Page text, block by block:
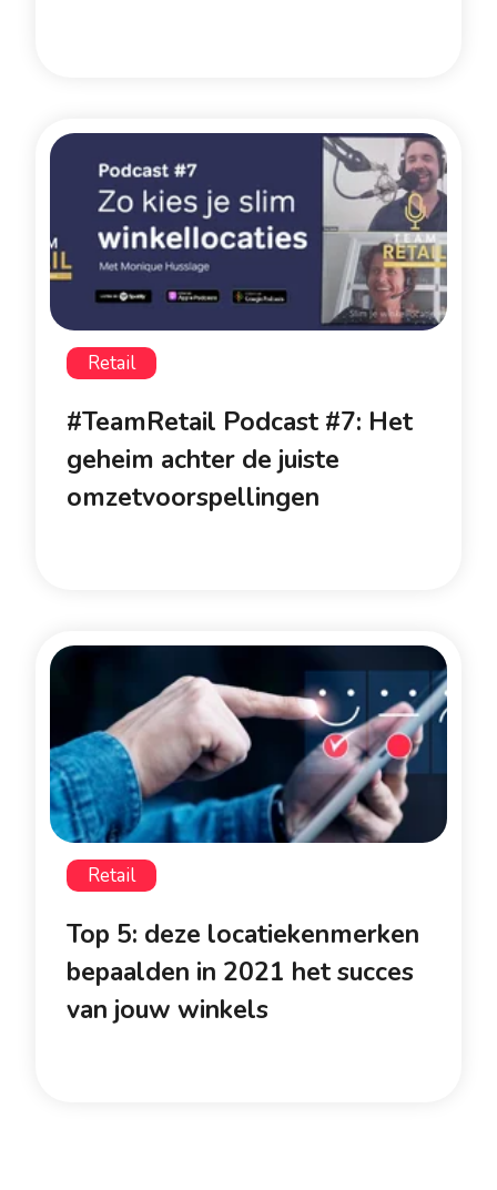
Retail
#TeamRetail Podcast #7: Het
geheim achter de juiste
omzetvoorspellingen
Retail
Top 5: deze locatiekenmerken
bepaalden in 2021 het succes
van jouw winkels